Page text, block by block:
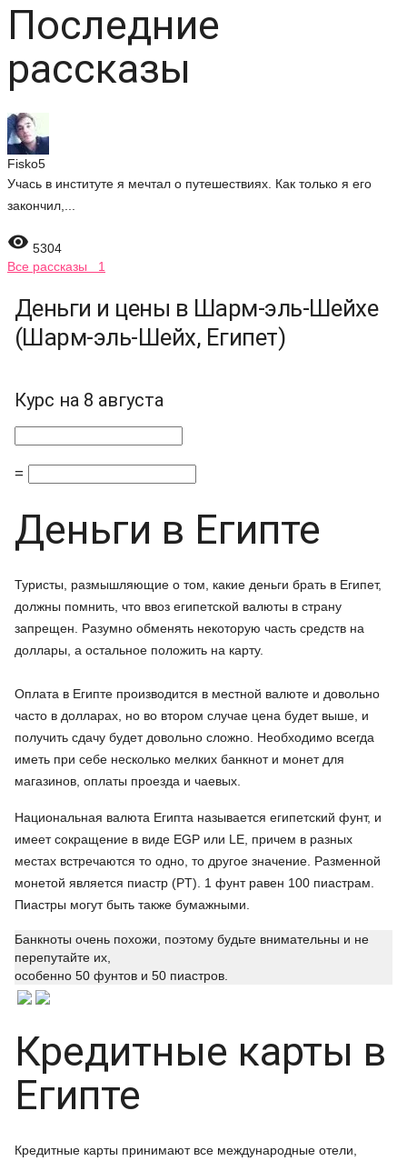
Последние
рассказы
Fisko5
Учась в институте я мечтал о путешествиях. Как только я его
закончил,...
 5304
Все рассказы 1
Деньги и цены в Шарм-эль-Шейхе
(Шарм-эль-Шейх, Египет)
Курс на 8 августа
=
Деньги в Египте
Туристы, размышляющие о том, какие деньги брать в Египет,
должны помнить, что ввоз египетской валюты в страну
запрещен. Разумно обменять некоторую часть средств на
доллары, а остальное положить на карту.
Оплата в Египте производится в местной валюте и довольно
часто в долларах, но во втором случае цена будет выше, и
получить сдачу будет довольно сложно. Необходимо всегда
иметь при себе несколько мелких банкнот и монет для
магазинов, оплаты проезда и чаевых.
Национальная валюта Египта называется египетский фунт, и
имеет сокращение в виде EGP или LE, причем в разных
местах встречаются то одно, то другое значение. Разменной
монетой является пиастр (PT). 1 фунт равен 100 пиастрам.
Пиастры могут быть также бумажными.
Банкноты очень похожи, поэтому будьте внимательны и не
перепутайте их,
особенно 50 фунтов и 50 пиастров.
Кредитные карты в
Египте
Кредитные карты принимают все международные отели,